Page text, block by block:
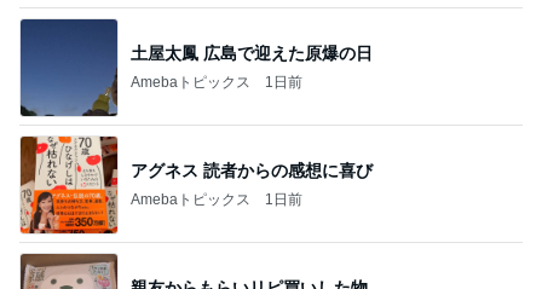
土屋太鳳 広島で迎えた原爆の日
Amebaトピックス 1日前
アグネス 読者からの感想に喜び
Amebaトピックス 1日前